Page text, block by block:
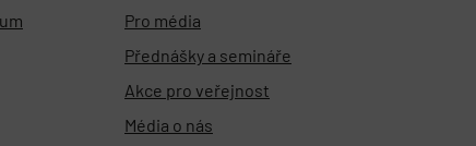
Pro média
Přednášky a semináře
Akce pro veřejnost
Média o nás